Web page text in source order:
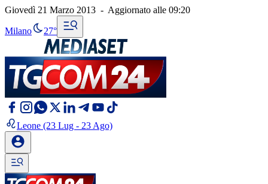
Giovedì 21 Marzo 2013 - Aggiornato alle 09:20
Milano 27°
Leone (23 Lug - 23 Ago)